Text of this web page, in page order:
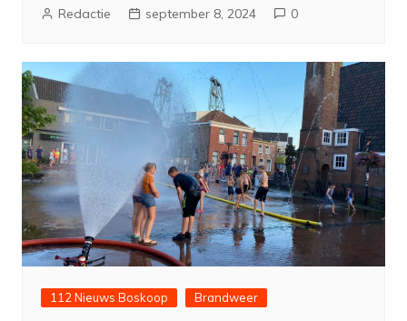
Redactie september 8, 2024 0
112 Nieuws Boskoop Brandweer